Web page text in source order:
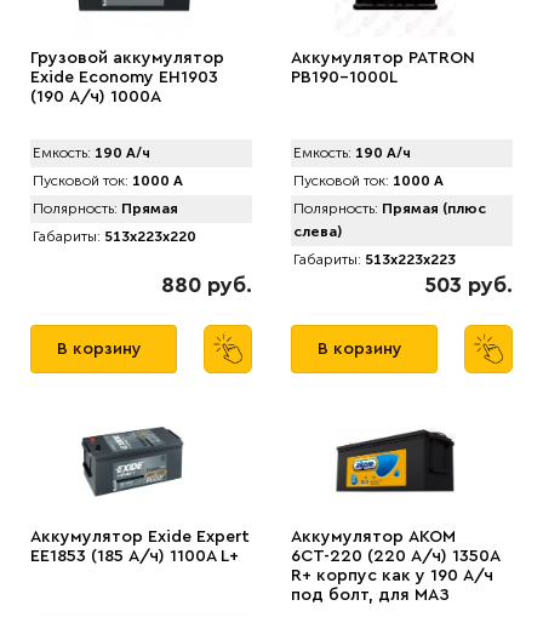
Грузовой аккумулятор
Exide Economy EH1903
(190 А/ч) 1000A
Емкость: 190 А/ч
Пусковой ток: 1000 А
Полярность: Прямая
Габариты: 513x223x220
880 руб.
В корзину
Аккумулятор PATRON
PB190-1000L
Емкость: 190 А/ч
Пусковой ток: 1000 А
Полярность: Прямая (плюс
слева)
Габариты: 513x223x223
503 руб.
В корзину
Аккумулятор Exide Expert
EE1853 (185 А/ч) 1100A L+
Аккумулятор AКОМ
6СТ-220 (220 А/ч) 1350A
R+ корпус как у 190 А/ч
под болт, для МАЗ